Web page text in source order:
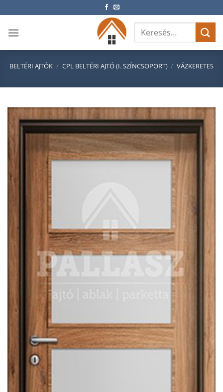
to
content
Keresés
következőre:
BELTÉRI AJTÓK / CPL BELTÉRI AJTÓ (I. SZÍNCSOPORT) / VÁZKERETES